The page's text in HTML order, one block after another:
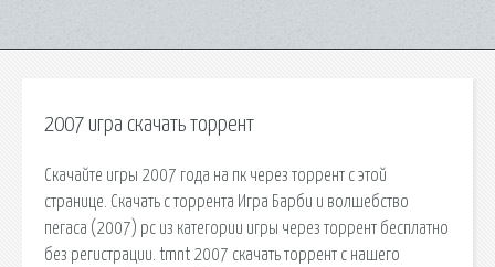
2007 игра скачать торрент
Скачайте игры 2007 года на пк через торрент с этой
странице. Скачать с торрента Игра Барби и волшебство
пегаса (2007) pc из категории игры через торрент бесплатно
без регистрации. tmnt 2007 скачать торрент с нашего